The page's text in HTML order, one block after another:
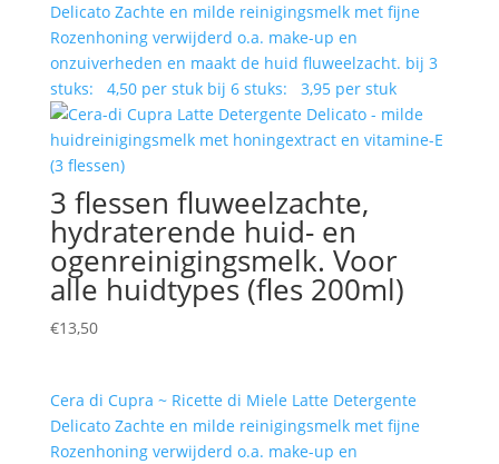
Delicato Zachte en milde reinigingsmelk met fijne
Rozenhoning verwijderd o.a. make-up en
onzuiverheden en maakt de huid fluweelzacht. bij 3
stuks: 4,50 per stuk bij 6 stuks: 3,95 per stuk
3 flessen fluweelzachte,
hydraterende huid- en
ogenreinigingsmelk. Voor
alle huidtypes (fles 200ml)
€13,50
Cera di Cupra ~ Ricette di Miele Latte Detergente
Delicato Zachte en milde reinigingsmelk met fijne
Rozenhoning verwijderd o.a. make-up en